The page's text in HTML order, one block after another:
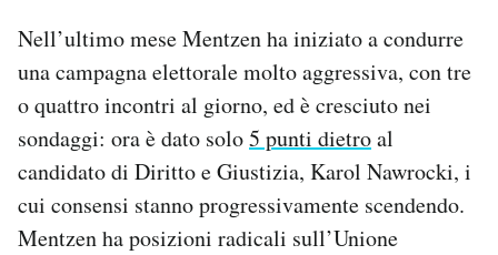
Nell’ultimo mese Mentzen ha iniziato a condurre
una campagna elettorale molto aggressiva, con tre
o quattro incontri al giorno, ed è cresciuto nei
sondaggi: ora è dato solo5 punti dietroal
candidato di Diritto e Giustizia, Karol Nawrocki, i
cui consensi stanno progressivamente scendendo.
Mentzen ha posizioni radicali sull’Unione